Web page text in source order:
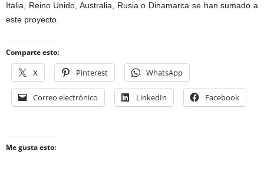
Italia, Reino Unido, Australia, Rusia o Dinamarca se han sumado a
este proyecto.
Comparte esto:
X Pinterest WhatsApp
Correo electrónico LinkedIn Facebook
Me gusta esto: